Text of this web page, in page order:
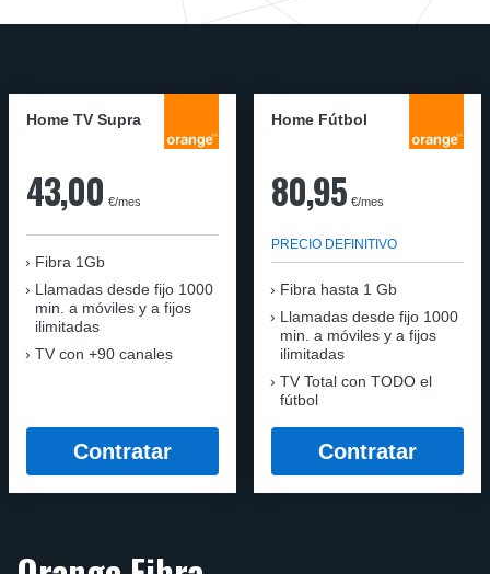
Home TV Supra
43,00 €/mes
Fibra 1Gb
Llamadas desde fijo 1000
min. a móviles y a fijos
ilimitadas
TV con +90 canales
Contratar
Home Fútbol
80,95 €/mes
PRECIO DEFINITIVO
Fibra hasta 1 Gb
Llamadas desde fijo 1000
min. a móviles y a fijos
ilimitadas
TV Total con TODO el
fútbol
Contratar